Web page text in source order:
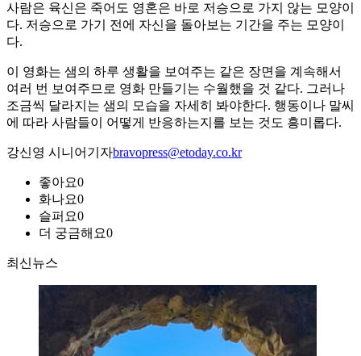
사람은 육신은 죽어도 영혼은 바로 저승으로 가지 않는 모양이
다. 저승으로 가기 전에 자신을 돌아보는 기간을 주는 모양이
다.
이 영화는 샘의 하루 생활을 보여주는 같은 장면을 계속해서
여러 번 보여주므로 영화 만들기는 수월했을 것 같다. 그러나
조금씩 달라지는 샘의 모습을 자세히 봐야한다. 행동이나 말씨
에 따라 사람들이 어떻게 반응하는지를 보는 것도 흥미롭다.
강신영 시니어기자bravopress@etoday.co.kr
좋아요0
화나요0
슬퍼요0
더 궁금해요0
최신뉴스